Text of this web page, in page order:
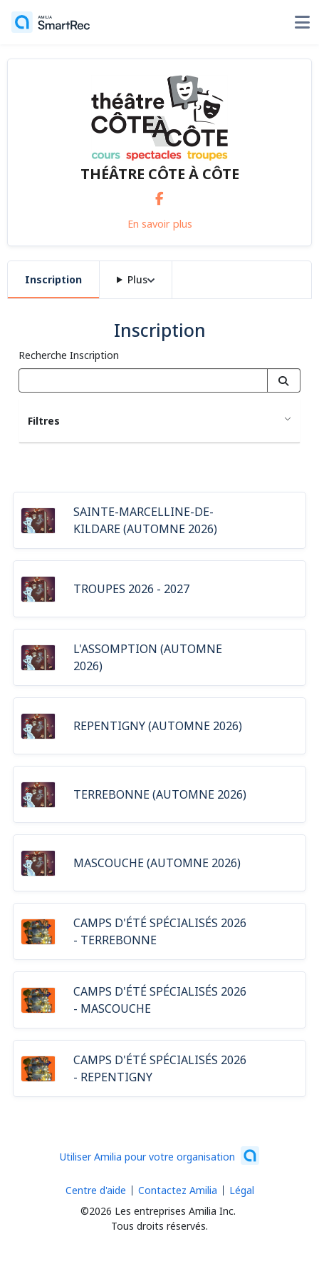
THÉÂTRE CÔTE À CÔTE
En savoir plus
Inscription Plus
Inscription
Recherche Inscription
Filtres
SAINTE-MARCELLINE-DE-
KILDARE (AUTOMNE 2026)
TROUPES 2026 - 2027
L'ASSOMPTION (AUTOMNE
2026)
REPENTIGNY (AUTOMNE 2026)
TERREBONNE (AUTOMNE 2026)
MASCOUCHE (AUTOMNE 2026)
CAMPS D'ÉTÉ SPÉCIALISÉS 2026
- TERREBONNE
CAMPS D'ÉTÉ SPÉCIALISÉS 2026
- MASCOUCHE
CAMPS D'ÉTÉ SPÉCIALISÉS 2026
- REPENTIGNY
Utiliser Amilia pour votre organisation
©2026 Les entreprises Amilia Inc.
Tous droits réservés.
Centre d'aide Contactez Amilia Légal